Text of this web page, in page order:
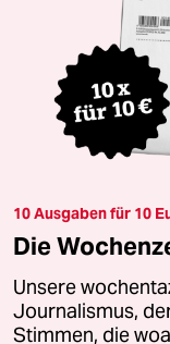
10 Ausgaben für 10
Die
Unsere
Journalismus,
Stimmen, die